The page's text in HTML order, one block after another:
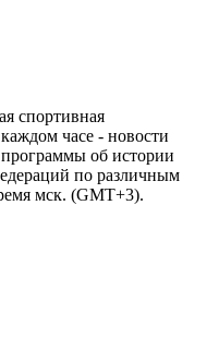
спортивная
часе - новости
об истории
по различным
мск. (GMT+3).